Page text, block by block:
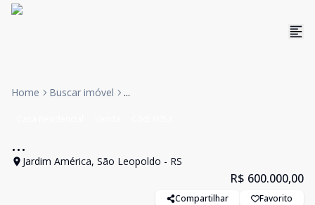
Home Buscar imóvel ...
...
Jardim América, São Leopoldo - RS
R$ 600.000,00
Compartilhar Favorito